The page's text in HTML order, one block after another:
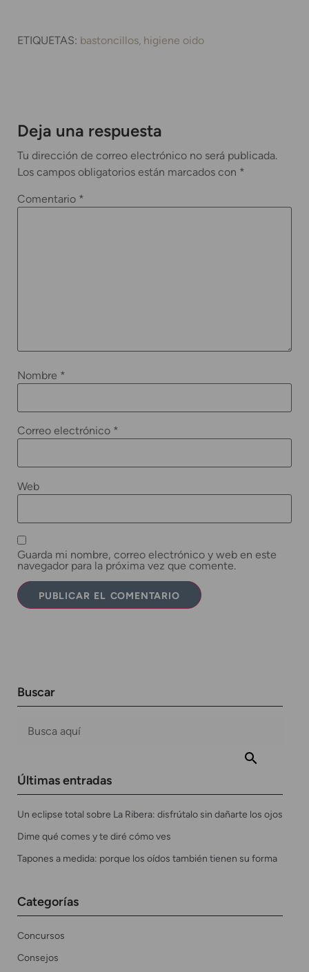
ETIQUETAS: bastoncillos higiene oido
Deja una respuesta
Tu dirección de correo electrónico no será publicada.
Los campos obligatorios están marcados con *
Comentario *
Nombre *
Correo electrónico *
Web
Guarda mi nombre, correo electrónico y web en este
navegador para la próxima vez que comente.
Buscar
Últimas entradas
Un eclipse total sobre La Ribera: disfrútalo sin dañarte los ojos
Dime qué comes y te diré cómo ves
Tapones a medida: porque los oídos también tienen su forma
Categorías
Concursos
Consejos